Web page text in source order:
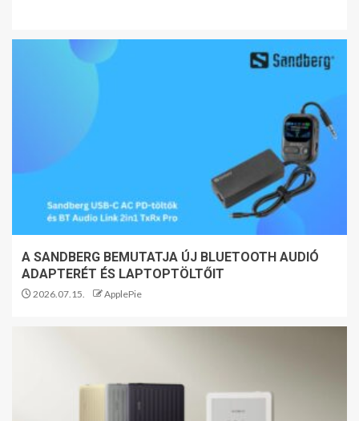
A SANDBERG BEMUTATJA ÚJ BLUETOOTH AUDIÓ
ADAPTERÉT ÉS LAPTOPTÖLTŐIT
2026.07.15. ApplePie